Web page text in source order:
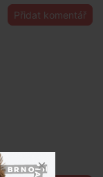
Přidat komentář